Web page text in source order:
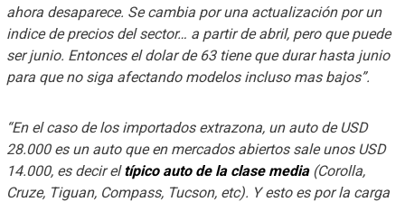
ahora desaparece. Se cambia por una actualización por un
indice de precios del sector… a partir de abril, pero que puede
ser junio. Entonces el dolar de 63 tiene que durar hasta junio
para que no siga afectando modelos incluso mas bajos”.
“En el caso de los importados extrazona, un auto de USD
28.000 es un auto que en mercados abiertos sale unos USD
14.000, es decir eltípico auto de la clase media(Corolla,
Cruze, Tiguan, Compass, Tucson, etc). Y esto es por la carga